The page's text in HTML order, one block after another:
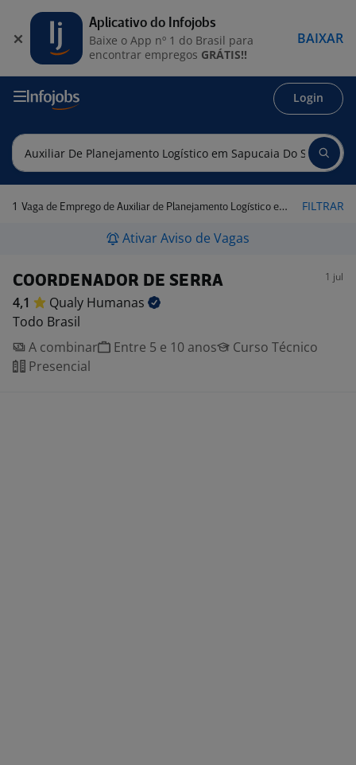
Login
1 Vaga de Emprego de Auxiliar de Planejamento Logístico em Sapucaia do Sul - RS FILTRAR
Ativar Aviso de Vagas
COORDENADOR DE SERRA 1 jul
4,1 Qualy Humanas
Todo Brasil
A combinar
Entre 5 e 10 anos
Curso Técnico
Presencial
Aplicativo do Infojobs
Baixe o App nº 1 do Brasil para
encontrar empregos GRÁTIS!!
BAIXAR